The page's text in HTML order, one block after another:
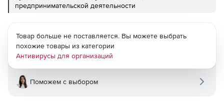
предпринимательской деятельности
Товар больше не поставляется. Вы можете выбрать
похожие товары из категории
Антивирусы для организаций
Поможем с выбором